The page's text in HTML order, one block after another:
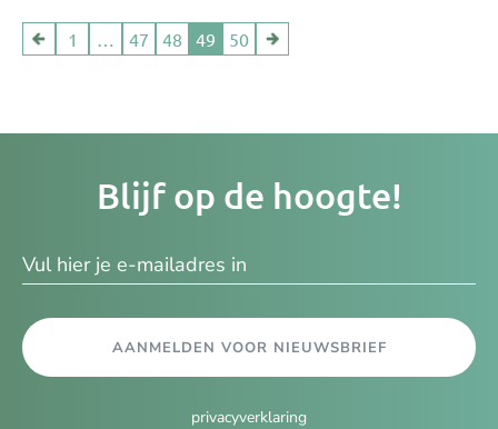
1 … 47 48 49 50
Blijf op de hoogte!
AANMELDEN VOOR NIEUWSBRIEF
privacyverklaring